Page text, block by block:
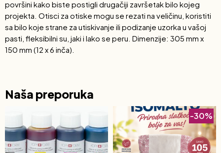
površini kako biste postigli drugačiji završetak bilo kojeg
projekta. Otisci za otiske mogu se rezati na veličinu, koristiti
sa bilo koje strane za utiskivanje ili podizanje uzorka u vašoj
pasti, fleksibilni su, jaki i lako se peru. Dimenzije: 305 mm x
150 mm (12 x 6 inča).
Naša preporuka
-30%